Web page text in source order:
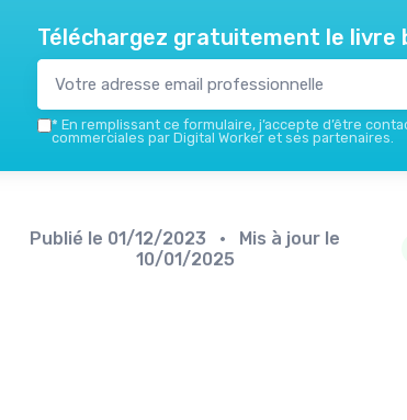
Téléchargez gratuitement le livre
* En remplissant ce formulaire, j’accepte d’être
commerciales par Digital Worker et ses partenaires.
Publié le 01/12/2023
• Mis à jour le
10/01/2025